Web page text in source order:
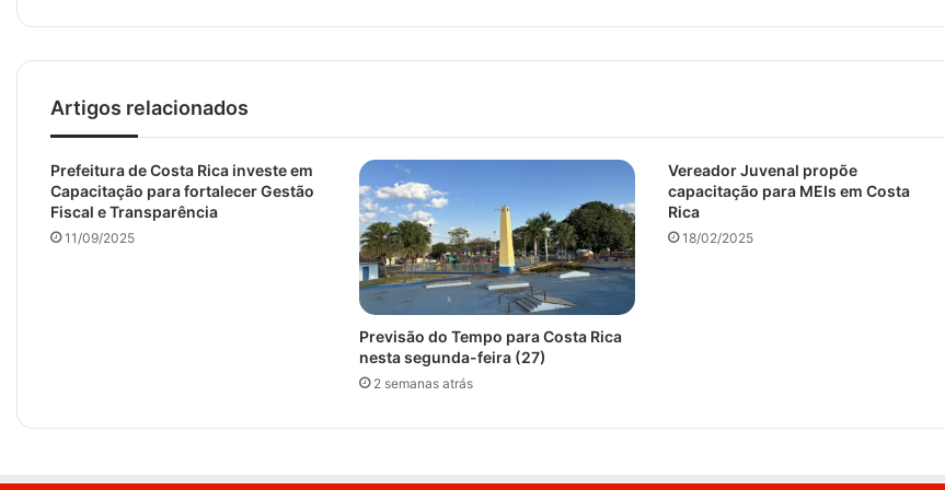
Artigos relacionados
Prefeitura de Costa Rica investe em
Capacitação para fortalecer Gestão
Fiscal e Transparência
11/09/2025
Previsão do Tempo para Costa Rica
nesta segunda-feira (27)
2 semanas atrás
Vereador Juvenal propõe
capacitação para MEIs em Costa
Rica
18/02/2025